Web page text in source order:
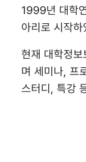
1999년 대학
아리로 시작하
현재 대학정
며 세미나, 프
스터디, 특강